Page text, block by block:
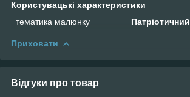
Користувацькі характеристики
тематика малюнку
Патріотичний
Приховати
Відгуки про товар